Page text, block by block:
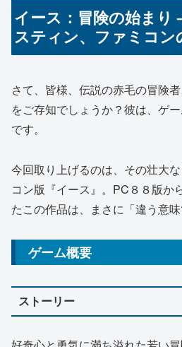
イース：冒険の始まり
スティン、ファミコン
さて、皆様、伝説の赤毛の冒険
をご存知でしょうか？彼は、ゲ
です。
今回取り上げるのは、その壮大
コン版『イース』。PC８８版か
たこの作品は、まさに「違う意味
ゲーム概要
ストーリー